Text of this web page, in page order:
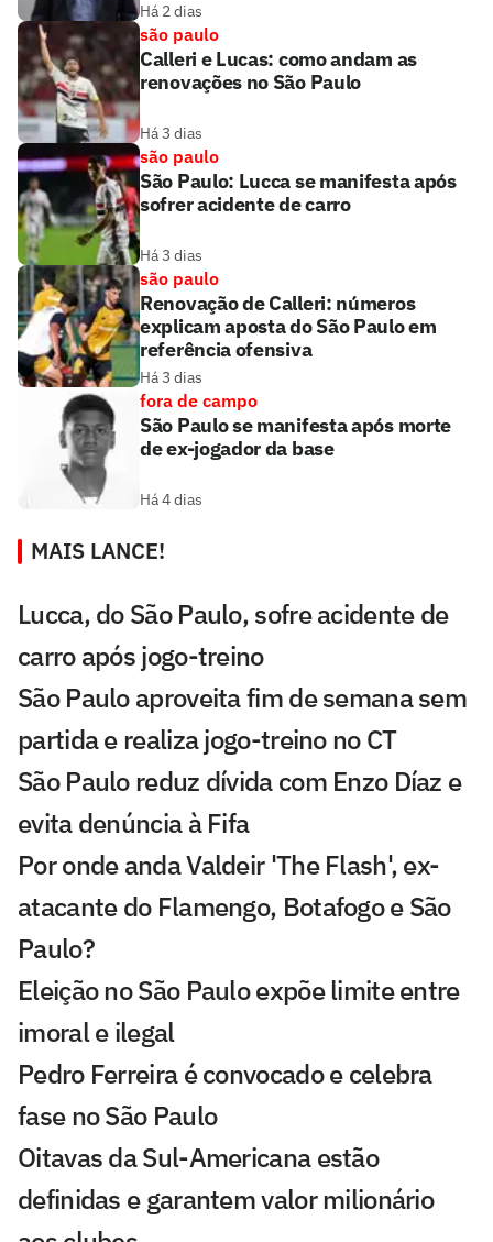
Há 2 dias
são paulo
Calleri e Lucas: como andam as
renovações no São Paulo
Há 3 dias
são paulo
São Paulo: Lucca se manifesta após
sofrer acidente de carro
Há 3 dias
são paulo
Renovação de Calleri: números
explicam aposta do São Paulo em
referência ofensiva
Há 3 dias
fora de campo
São Paulo se manifesta após morte
de ex-jogador da base
Há 4 dias
MAIS LANCE!
Lucca, do São Paulo, sofre acidente de
carro após jogo-treino
São Paulo aproveita fim de semana sem
partida e realiza jogo-treino no CT
São Paulo reduz dívida com Enzo Díaz e
evita denúncia à Fifa
Por onde anda Valdeir 'The Flash', ex-
atacante do Flamengo, Botafogo e São
Paulo?
Eleição no São Paulo expõe limite entre
imoral e ilegal
Pedro Ferreira é convocado e celebra
fase no São Paulo
Oitavas da Sul-Americana estão
definidas e garantem valor milionário